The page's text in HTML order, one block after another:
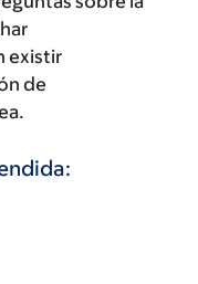
existir
de